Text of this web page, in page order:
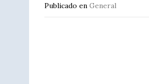
Publicado en General